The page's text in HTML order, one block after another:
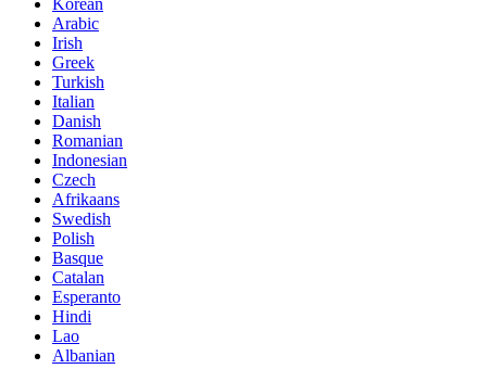
Korean
Arabic
Irish
Greek
Turkish
Italian
Danish
Romanian
Indonesian
Czech
Afrikaans
Swedish
Polish
Basque
Catalan
Esperanto
Hindi
Lao
Albanian